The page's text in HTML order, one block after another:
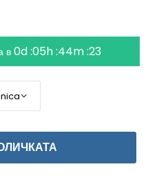
в0d :05h :44m :21